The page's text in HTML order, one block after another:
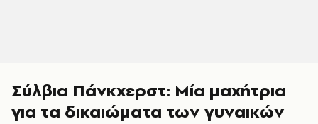
Σύλβια Πάνκχερστ: Μία μαχήτρια
για τα δικαιώματα των γυναικών